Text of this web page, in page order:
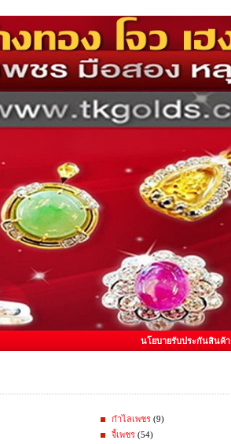
นโยบายรับประกันสินค้า
กำไลเพชร (9)
จี้เพชร (54)